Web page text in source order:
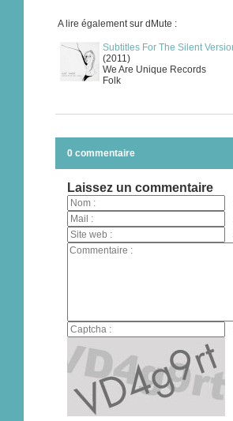
A lire également sur dMute :
Subtitles For The Silent
(2011)
We Are Unique Records
Folk
0 commentaire
Laissez un commentaire